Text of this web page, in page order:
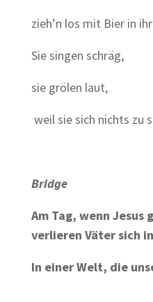
zieh’n los mit Bier in
Sie singen schräg,
sie grölen laut,
weil sie sich nichts zu
Bridge
Am Tag, wenn Jesus
verlieren Väter sich
In einer Welt, die